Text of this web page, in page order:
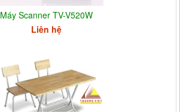
Máy Scanner TV-V520W
Liên hệ